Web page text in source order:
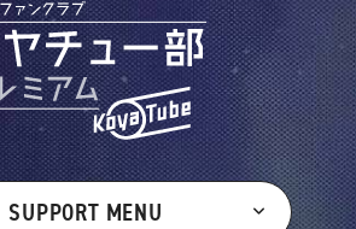
SUPPORT MENU